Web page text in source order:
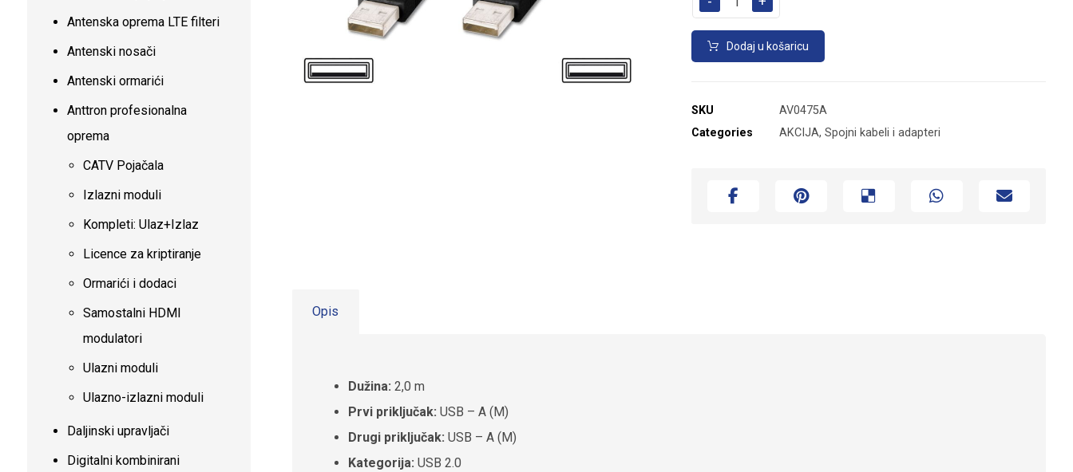
Dodaj u košaricu
SKU
AV0475A
Categories
AKCIJA,Spojni kabeli i adapteri
Opis
Dužina: 2,0 m
Prvi priključak: USB – A (M)
Drugi priključak: USB – A (M)
Kategorija: USB 2.0
Antenska oprema LTE filteri
Antenski nosači
Antenski ormarići
Anttron profesionalna
oprema
CATV Pojačala
Izlazni moduli
Kompleti: Ulaz+Izlaz
Licence za kriptiranje
Ormarići i dodaci
Samostalni HDMI
modulatori
Ulazni moduli
Ulazno-izlazni moduli
Daljinski upravljači
Digitalni kombinirani